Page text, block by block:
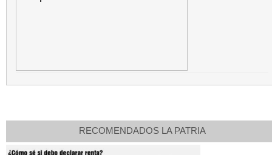
RECOMENDADOS LA PATRIA